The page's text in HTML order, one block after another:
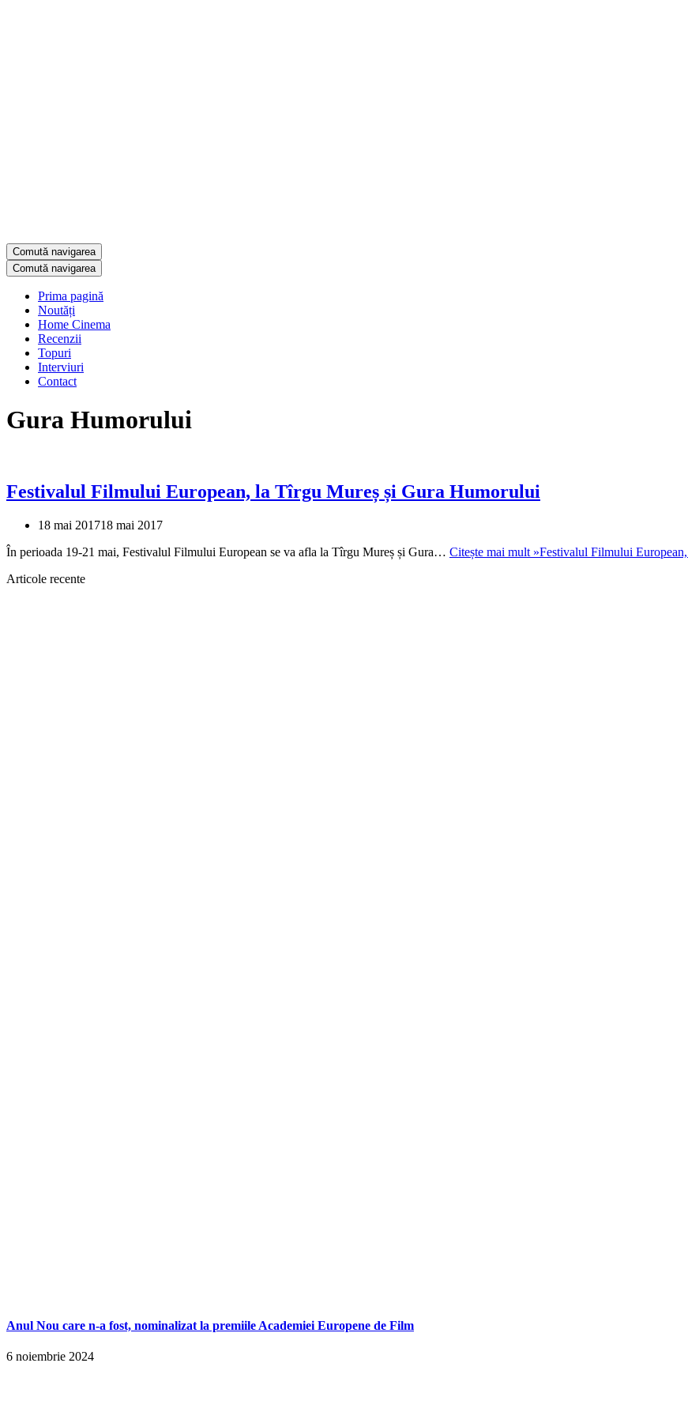
Comută navigarea
Comută navigarea
Prima pagină
Noutăți
Home Cinema
Recenzii
Topuri
Interviuri
Contact
Gura Humorului
Festivalul Filmului European, la Tîrgu Mureș și Gura Humorului
18 mai 201718 mai 2017
În perioada 19-21 mai, Festivalul Filmului European se va afla la Tîrgu Mureș și Gura… Citește mai mult »Festivalul Filmului
Articole recente
Anul Nou care n-a fost, nominalizat la premiile Academiei Europene de Film
6 noiembrie 2024